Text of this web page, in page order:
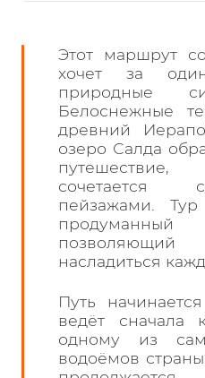
Этот маршрут
хочет за
природные
Белоснежные
древний
озеро Салда
сочетается
пейзажами.
насладиться
Путь
ведёт
одному из
водоёмов